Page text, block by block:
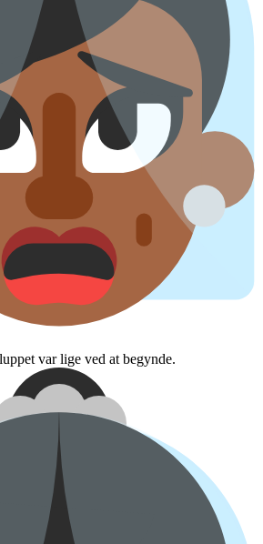
var lige ved at begynde.